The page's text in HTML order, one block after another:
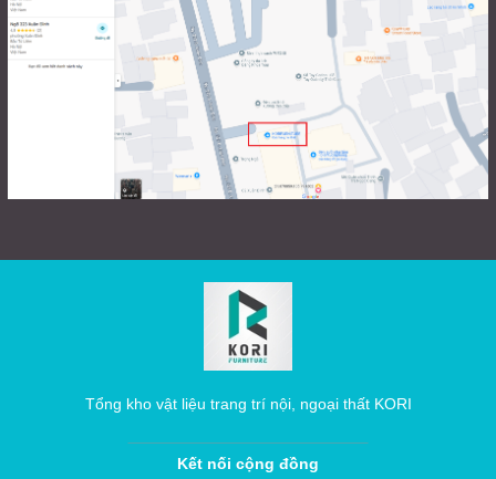
Tổng kho vật liệu trang trí nội, ngoại thất KORI
Kết nối cộng đồng